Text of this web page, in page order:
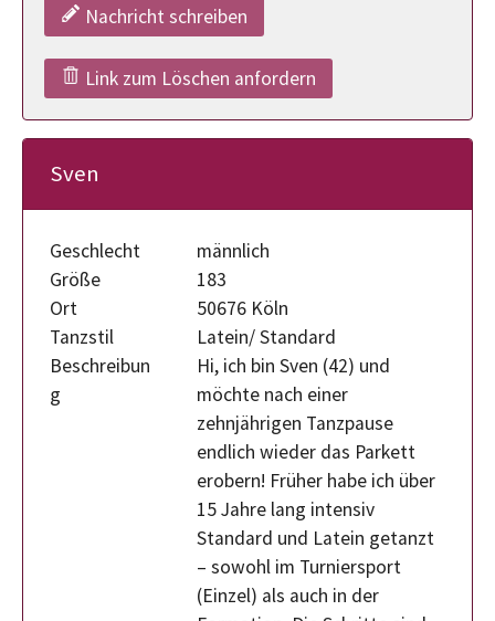
Nachricht schreiben
Link zum Löschen anfordern
Sven
Geschlecht
männlich
Größe
183
Ort
50676 Köln
Tanzstil
Latein/ Standard
Beschreibun
g
Hi, ich bin Sven (42) und
möchte nach einer
zehnjährigen Tanzpause
endlich wieder das Parkett
erobern! Früher habe ich über
15 Jahre lang intensiv
Standard und Latein getanzt
– sowohl im Turniersport
(Einzel) als auch in der